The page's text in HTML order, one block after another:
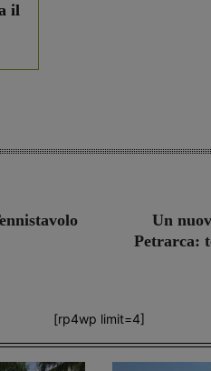
il
Un
Petrarca:
[rp4wp limit=4]